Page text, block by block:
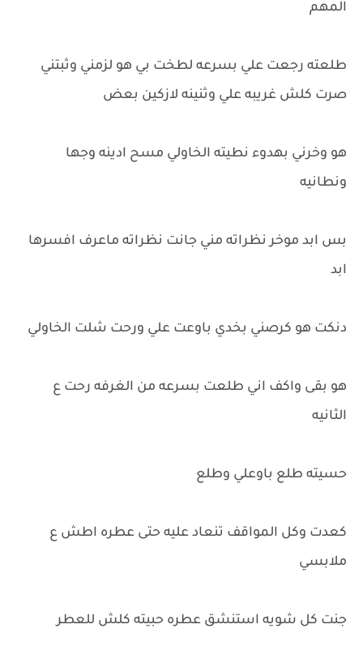
المهم
طلعته رجعت علي بسرعه لطخت بي هو لزمني وثبتني
صرت كلش غريبه علي وثنينه لازكين بعض
هو وخرني بهدوء نطيته الخاولي مسح ادينه وجها
ونطانيه
بس ابد موخر نظراته مني جانت نظراته ماعرف افسرها
ابد
دنكت هو كرصني بخدي باوعت علي ورحت شلت الخاولي
هو بقى واكف اني طلعت بسرعه من الغرفه رحت ع
الثانيه
حسيته طلع باوعلي وطلع
كعدت وكل المواقف تنعاد عليه حتى عطره اطش ع
ملابسي
جنت كل شويه استنشق عطره حبيته كلش للعطر